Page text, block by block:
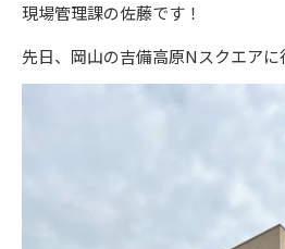
現場管理課の佐藤です！
先日、岡山の吉備高原Nスクエアに